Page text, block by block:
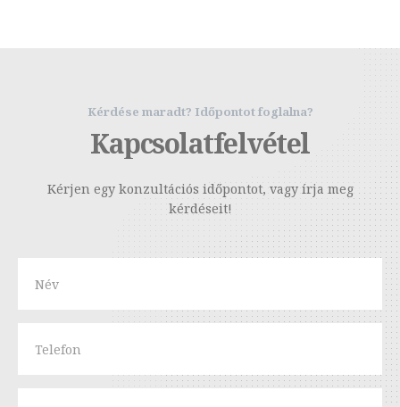
Kérdése maradt? Időpontot foglalna?
Kapcsolatfelvétel
Kérjen egy konzultációs időpontot, vagy írja meg
kérdéseit!